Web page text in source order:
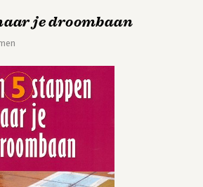
je droombaan